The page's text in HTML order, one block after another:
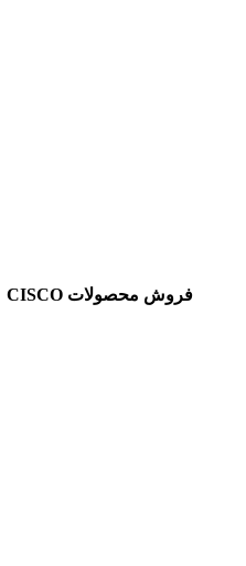
فروش محصولات CISCO